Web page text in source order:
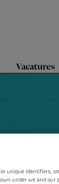
Vacatures
unique identifiers,
under we and our